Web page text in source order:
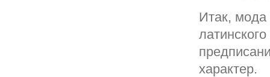
Итак, мода
характер.